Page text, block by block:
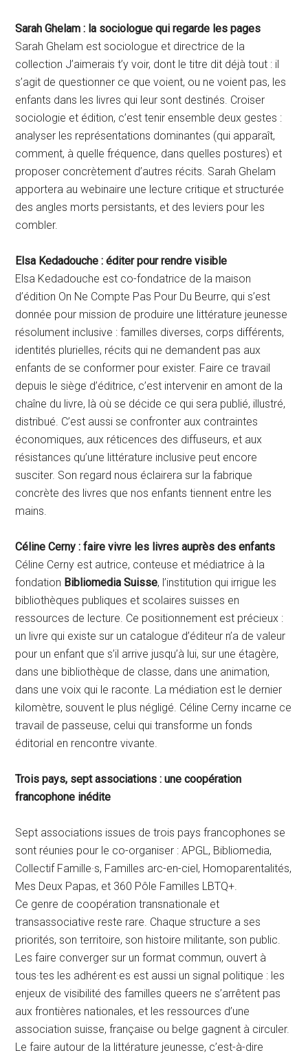
Sarah Ghelam : la sociologue qui regarde les pages
Sarah Ghelam est sociologue et directrice de la
collection J’aimerais t’y voir, dont le titre dit déjà tout : il
s’agit de questionner ce que voient, ou ne voient pas, les
enfants dans les livres qui leur sont destinés. Croiser
sociologie et édition, c’est tenir ensemble deux gestes :
analyser les représentations dominantes (qui apparaît,
comment, à quelle fréquence, dans quelles postures) et
proposer concrètement d’autres récits. Sarah Ghelam
apportera au webinaire une lecture critique et structurée
des angles morts persistants, et des leviers pour les
combler.
Elsa Kedadouche : éditer pour rendre visible
Elsa Kedadouche est co-fondatrice de la maison
d’édition On Ne Compte Pas Pour Du Beurre, qui s’est
donnée pour mission de produire une littérature jeunesse
résolument inclusive : familles diverses, corps différents,
identités plurielles, récits qui ne demandent pas aux
enfants de se conformer pour exister. Faire ce travail
depuis le siège d’éditrice, c’est intervenir en amont de la
chaîne du livre, là où se décide ce qui sera publié, illustré,
distribué. C’est aussi se confronter aux contraintes
économiques, aux réticences des diffuseurs, et aux
résistances qu’une littérature inclusive peut encore
susciter. Son regard nous éclairera sur la fabrique
concrète des livres que nos enfants tiennent entre les
mains.
Céline Cerny : faire vivre les livres auprès des enfants
Céline Cerny est autrice, conteuse et médiatrice à la
fondation Bibliomedia Suisse, l’institution qui irrigue les
bibliothèques publiques et scolaires suisses en
ressources de lecture. Ce positionnement est précieux :
un livre qui existe sur un catalogue d’éditeur n’a de valeur
pour un enfant que s’il arrive jusqu’à lui, sur une étagère,
dans une bibliothèque de classe, dans une animation,
dans une voix qui le raconte. La médiation est le dernier
kilomètre, souvent le plus négligé. Céline Cerny incarne ce
travail de passeuse, celui qui transforme un fonds
éditorial en rencontre vivante.
Trois pays, sept associations : une coopération
francophone inédite
Sept associations issues de trois pays francophones se
sont réunies pour le co-organiser : APGL, Bibliomedia,
Collectif Famille·s, Familles arc-en-ciel, Homoparentalités,
Mes Deux Papas, et 360 Pôle Familles LBTQ+.
Ce genre de coopération transnationale et
transassociative reste rare. Chaque structure a ses
priorités, son territoire, son histoire militante, son public.
Les faire converger sur un format commun, ouvert à
tous·tes les adhérent·es est aussi un signal politique : les
enjeux de visibilité des familles queers ne s’arrêtent pas
aux frontières nationales, et les ressources d’une
association suisse, française ou belge gagnent à circuler.
Le faire autour de la littérature jeunesse, c’est-à-dire